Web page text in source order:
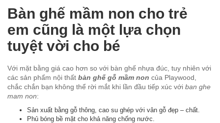
Bàn ghế mầm non cho trẻ
em cũng là một lựa chọn
tuyệt vời cho bé
Với mặt bằng giá cao hơn so với bàn ghế nhựa đúc, tuy nhiên với
các sản phẩm nội thất bàn ghế gỗ mầm non của Playwood,
chắc chắn bạn không thể rời mắt khi lần đầu tiếp xúc với ban ghe
mam non:
Sản xuất bằng gỗ thông, cao su ghép với vân gỗ đẹp – chất.
Phủ bóng bề mặt cho khả năng chống nước.